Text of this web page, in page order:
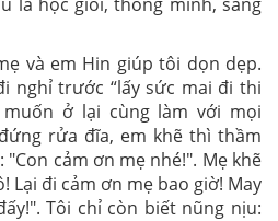
và em Hin giúp tôi dọn dẹp.
nghỉ trước “lấy sức mai đi thi
ở lại cùng làm với mọi
rửa đĩa, em khẽ thì thầm
cảm ơn mẹ nhé!". Mẹ khẽ
Lại đi cảm ơn mẹ bao giờ! May
Tôi chỉ còn biết nũng nịu: